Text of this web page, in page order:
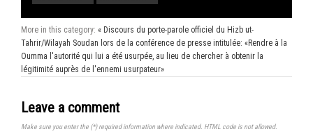
More in this category: « Discours du porte-parole officiel du Hizb ut-
Tahrir/Wilayah Soudan lors de la conférence de presse intitulée: «Rendre à la
Oumma l'autorité qui lui a été usurpée, au lieu de chercher à obtenir la
légitimité auprès de l'ennemi usurpateur»
Leave a comment
Make sure you enter the (*) required information where indicated. HTML code is not allowed.